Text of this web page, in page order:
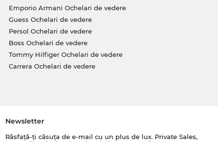
Emporio Armani Ochelari de vedere
Guess Ochelari de vedere
Persol Ochelari de vedere
Boss Ochelari de vedere
Tommy Hilfiger Ochelari de vedere
Carrera Ochelari de vedere
Newsletter
Răsfață-ți căsuța de e-mail cu un plus de lux. Private Sales,